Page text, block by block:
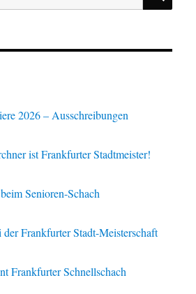
2026 – Ausschreibungen
ist Frankfurter Stadtmeister!
Senioren-Schach
der Frankfurter Stadt-Meisterschaft
Frankfurter Schnellschach